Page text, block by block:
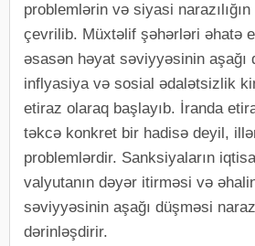
problemlərin və siyasi
çevrilib. Müxtəlif şəhərləri əhatə
əsasən həyat səviyyəsinin
inflyasiya və sosial ədalətsizlik
etiraz olaraq başlayıb. İranda
təkcə konkret bir hadisə deyil,
problemlərdir. Sanksiyaların
valyutanın dəyər itirməsi və
səviyyəsinin aşağı düşməsi
dərinləşdirir.